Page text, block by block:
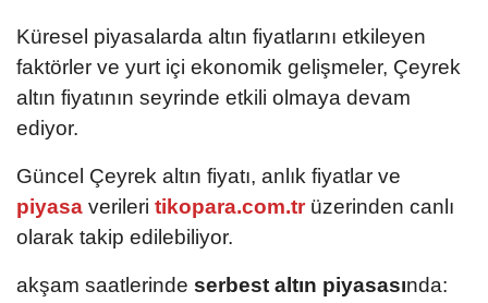
Küresel piyasalarda altın fiyatlarını etkileyen
faktörler ve yurt içi ekonomik gelişmeler, Çeyrek
altın fiyatının seyrinde etkili olmaya devam
ediyor.
Güncel Çeyrek altın fiyatı, anlık fiyatlar ve
piyasa verileri tikopara.com.trüzerinden canlı
olarak takip edilebiliyor.
akşam saatlerinde serbest altın piyasasında: